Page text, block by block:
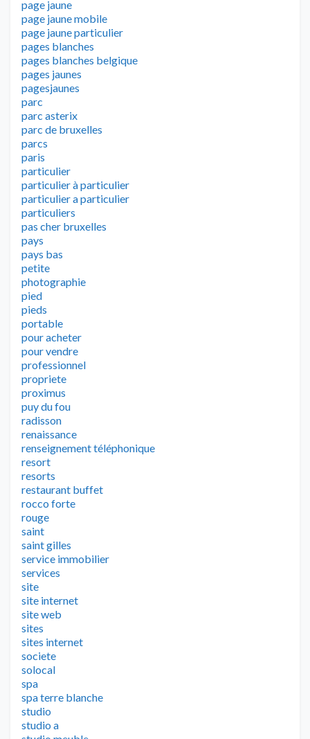
page jaune
page jaune mobile
page jaune particulier
pages blanches
pages blanches belgique
pages jaunes
pagesjaunes
parc
parc asterix
parc de bruxelles
parcs
paris
particulier
particulier à particulier
particulier a particulier
particuliers
pas cher bruxelles
pays
pays bas
petite
photographie
pied
pieds
portable
pour acheter
pour vendre
professionnel
propriete
proximus
puy du fou
radisson
renaissance
renseignement téléphonique
resort
resorts
restaurant buffet
rocco forte
rouge
saint
saint gilles
service immobilier
services
site
site internet
site web
sites
sites internet
societe
solocal
spa
spa terre blanche
studio
studio a